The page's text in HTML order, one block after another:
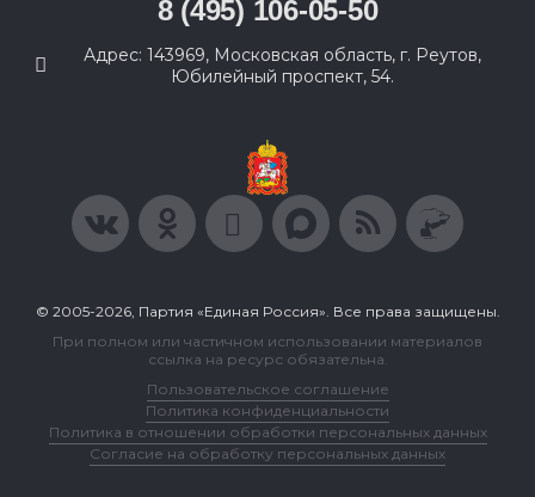
8 (495) 106-05-50
Адрес: 143969, Московская область, г. Реутов,
Юбилейный проспект, 54.
© 2005-2026, Партия «Единая Россия». Все права защищены.
При полном или частичном использовании материалов
ссылка на ресурс обязательна.
Пользовательское соглашение
Политика конфиденциальности
Политика в отношении обработки персональных данных
Согласие на обработку персональных данных